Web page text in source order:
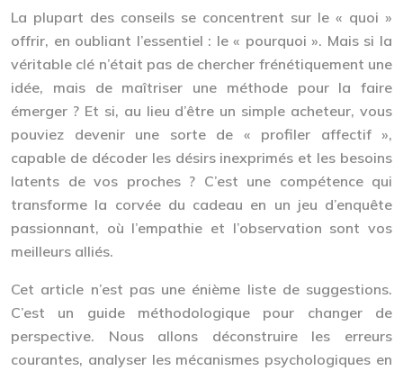
La plupart des conseils se concentrent sur le « quoi »
offrir, en oubliant l’essentiel : le « pourquoi ». Mais si la
véritable clé n’était pas de chercher frénétiquement une
idée, mais de maîtriser une méthode pour la faire
émerger ? Et si, au lieu d’être un simple acheteur, vous
pouviez devenir une sorte de « profiler affectif »,
capable de décoder les désirs inexprimés et les besoins
latents de vos proches ? C’est une compétence qui
transforme la corvée du cadeau en un jeu d’enquête
passionnant, où l’empathie et l’observation sont vos
meilleurs alliés.
Cet article n’est pas une énième liste de suggestions.
C’est un guide méthodologique pour changer de
perspective. Nous allons déconstruire les erreurs
courantes, analyser les mécanismes psychologiques en